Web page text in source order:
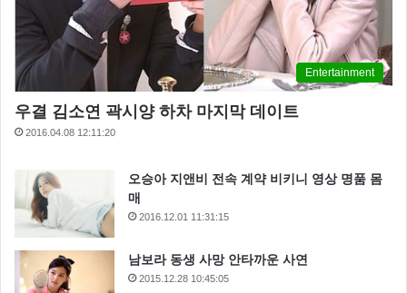
Entertainment
우결 김소연 곽시양 하차 마지막 데이트
2016.04.08 12:11:20
오승아 지앤비 전속 계약 비키니 영상 명품 몸
매
2016.12.01 11:31:15
남보라 동생 사망 안타까운 사연
2015.12.28 10:45:05